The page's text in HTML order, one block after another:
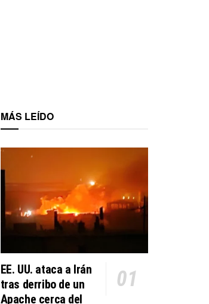
MÁS LEÍDO
EE. UU. ataca a Irán
tras derribo de un
Apache cerca del